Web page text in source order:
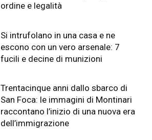
ordine e legalità
Si intrufolano in una casa e ne
escono con un vero arsenale: 7
fucili e decine di munizioni
Trentacinque anni dallo sbarco di
San Foca: le immagini di Montinari
raccontano l’inizio di una nuova era
dell’immigrazione